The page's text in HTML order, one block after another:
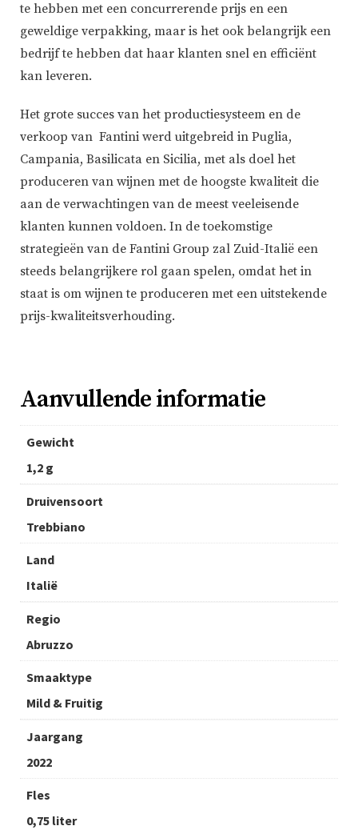
te hebben met een concurrerende prijs en een
geweldige verpakking, maar is het ook belangrijk een
bedrijf te hebben dat haar klanten snel en efficiënt
kan leveren.
Het grote succes van het productiesysteem en de
verkoop van Fantini werd uitgebreid in Puglia,
Campania, Basilicata en Sicilia, met als doel het
produceren van wijnen met de hoogste kwaliteit die
aan de verwachtingen van de meest veeleisende
klanten kunnen voldoen. In de toekomstige
strategieën van de Fantini Group zal Zuid-Italië een
steeds belangrijkere rol gaan spelen, omdat het in
staat is om wijnen te produceren met een uitstekende
prijs-kwaliteitsverhouding.
Aanvullende informatie
Gewicht
1,2 g
Druivensoort
Trebbiano
Land
Italië
Regio
Abruzzo
Smaaktype
Mild & Fruitig
Jaargang
2022
Fles
0,75 liter